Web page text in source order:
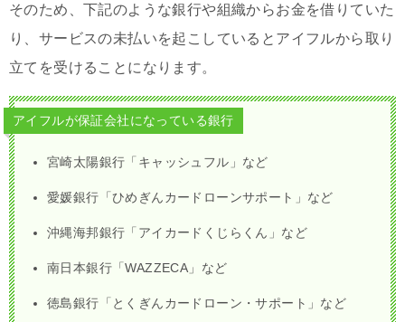
そのため、下記のような銀行や組織からお金を借りていた
り、サービスの未払いを起こしているとアイフルから取り
立てを受けることになります。
アイフルが保証会社になっている銀行
宮崎太陽銀行「キャッシュフル」など
愛媛銀行「ひめぎんカードローンサポート」など
沖縄海邦銀行「アイカードくじらくん」など
南日本銀行「WAZZECA」など
徳島銀行「とくぎんカードローン・サポート」など